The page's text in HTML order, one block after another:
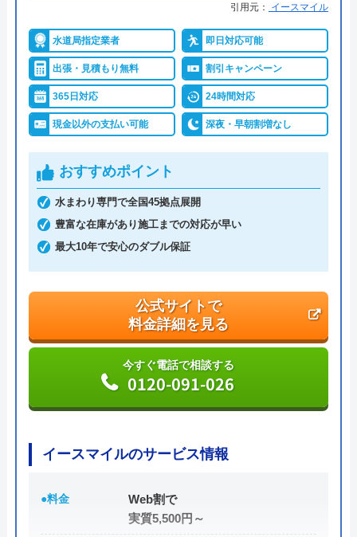
引用元： イースマイル
水道局指定業者 即日対応可能
出張・見積もり無料 割引キャンペーン
365日対応 24時間対応
現金以外の支払い可能 深夜・早朝割増なし
おすすめポイント
水まわり専門で全国45拠点展開
豊富な在庫があり施工までの対応が早い
最大10年で安心のダブル保証
公式サイトで
料金詳細を見る
今すぐ電話で相談する
0120-091-026
イースマイルのサービス情報
●料金
Web割で
実質5,500円～